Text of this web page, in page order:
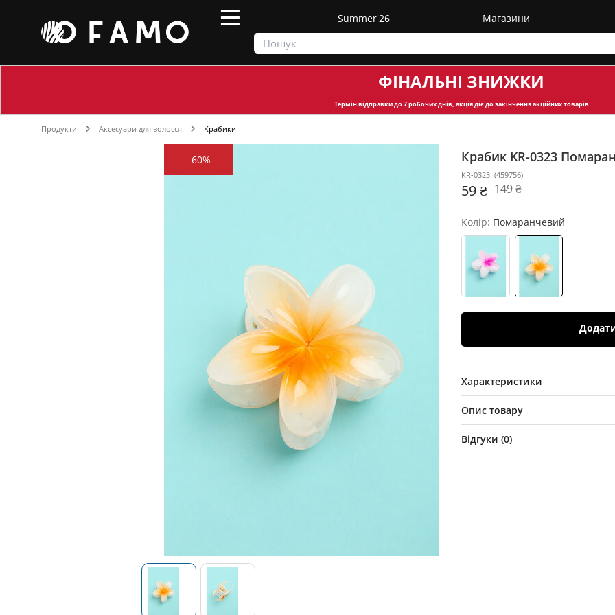
Summer'26 Магазини
ФІНАЛЬНІ ЗНИЖКИ
Термін відправкидо 7 робочих днів, акція діє до закінчення акційних товарів
Продукти Аксесуари для волосся Крабики
-60% Крабик KR-0323
KR-0323 (459756)
59 ₴ 149 ₴
Колір: Помаранчевий
Характеристики
Опис товару
Відгуки (0)